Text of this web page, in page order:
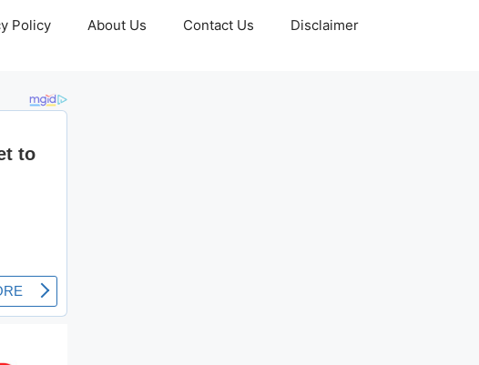
Policy About Us Contact Us Disclaimer